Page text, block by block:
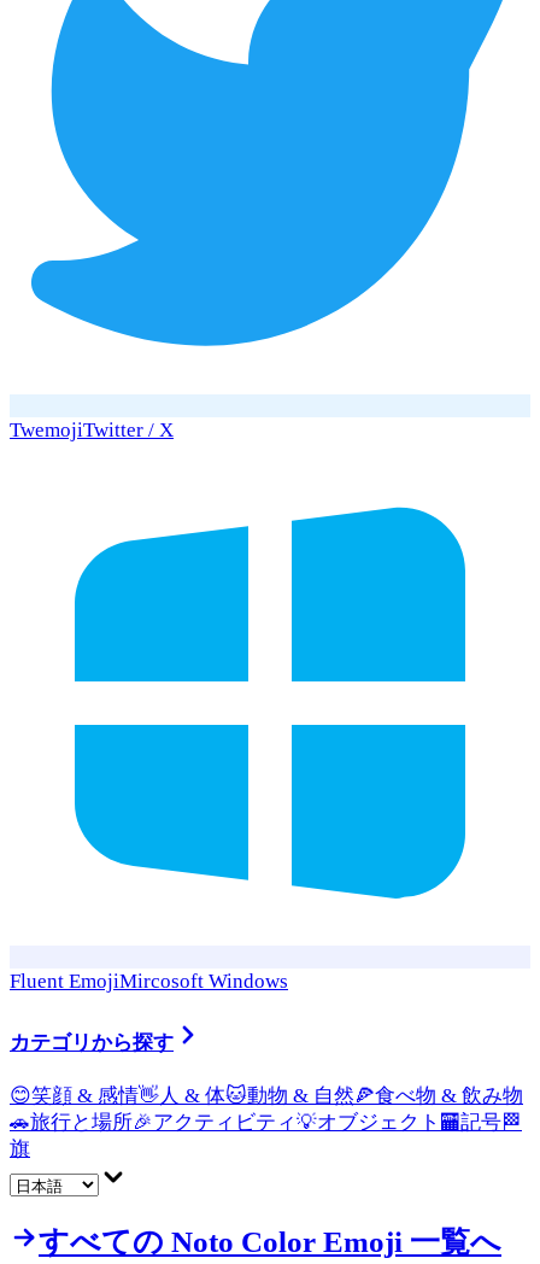
TwemojiTwitter / X
Fluent EmojiMircosoft Windows
カテゴリから探す
😊笑顔 & 感情👋 人 & 体🐱動物 & 自然🍕食べ物 & 飲み物
🚗旅行と場所🎉アクティビティ💡オブジェクト 🏧記号🏁
旗
すべての Noto Color Emoji 一覧へ